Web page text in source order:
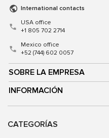
SOBRE LA EMPRESA
INFORMACIÓN
International contacts
USA office
+1 805 702 2714
Mexico office
+52 (744) 602 0057
CATEGORÍAS